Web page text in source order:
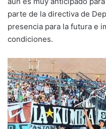
parte de la directiva de
presencia para la futura e
condiciones.